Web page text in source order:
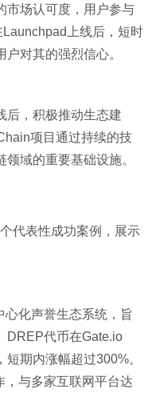
市场认可度，用户参与
上线后，短时
对其的强烈信心。
后，积极推动生态建
项目通过持续的技
域的重要基础设施。
代表性成功案例，展示
化声誉生态系统，旨
DREP代币在Gate.io
期内涨幅超过300%。
与多家互联网平台达